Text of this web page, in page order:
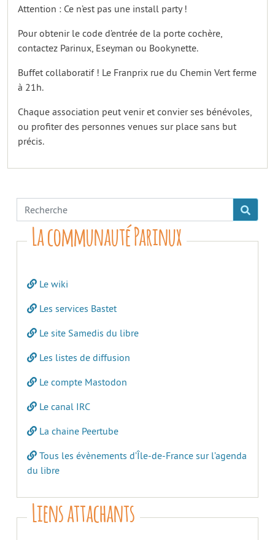
Attention : Ce n’est pas une install party !
Pour obtenir le code d’entrée de la porte cochère,
contactez Parinux, Eseyman ou Bookynette.
Buffet collaboratif ! Le Franprix rue du Chemin Vert ferme
à 21h.
Chaque association peut venir et convier ses bénévoles,
ou profiter des personnes venues sur place sans but
précis.
La communauté Parinux
Le wiki
Les services Bastet
Le site Samedis du libre
Les listes de diffusion
Le compte Mastodon
Le canal IRC
La chaine Peertube
Tous les évènements d’Île-de-France sur l’agenda
du libre
Liens attachants